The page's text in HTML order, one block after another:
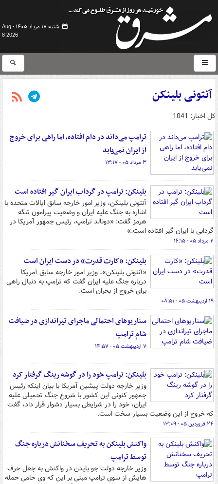
شنبه ۱۷ مرداد ۱۴۰۵ -
Aug
8 2026
آنتونی بلینکن
کل اخبار: 1041
ترامپ می‌داند در دام افتاده، اما راهی برای خروج
از ایران نمی‌یابد
۳ مرداد ۰۵ - ۱۳:۱۷
بلینکن: ترامپ در گرداب ایران گیر افتاده است
آنتونی بلینکن، وزیر امور خارجه سابق ایالات متحده با
اشاره به جنگ علیه ایران و وضعیت پیرامون تنگه
هرمز گفت: «دونالد ترامپ، رئیس جمهور آمریکا در
گردابی با ایران گیر افتاده است.»
۲ مرداد ۰۵ - ۱۶:۱۵
بلینکن: «کارت قدرت» در دست ایران است
«آنتونی بلینکن»، وزیر امور خارجه سابق آمریکا
درباره جنگ علیه ایران گفت که ترامپ به دنبال راهی
برای خروج از بحران است.
۱۹ اردیبهشت ۰۵ - ۰۸:۵۱
سناریوهای احتمالی ماجرای تیراندازی در ضیافت
شام ترامپ
۷ اردیبهشت ۰۵ - ۱۴:۵۷
بلینکن: ترامپ خود را در گوشه رینگ گرفتار کرد
وزیر خارجه دولت پیشین آمریکا با بیان اینکه رئیس
جمهور کنونی این کشور با شروع جنگ تحمیلی علیه
ایران، خود را در شرایطی بسیار دشوار قرار داد، گفت
که خروج از این وضعیت بسیار سخت است.
۲۴ فروردین ۰۵ - ۱۳:۰۹
واکنش بلینکن به تحریف سخنانش درباره جنگ
توسط ترامپ
وزیر خارجه دولت جو بایدن در واکنش به جعل حرف
هایش از سوی ترامپ مبنی بر این که وی حامی حمله